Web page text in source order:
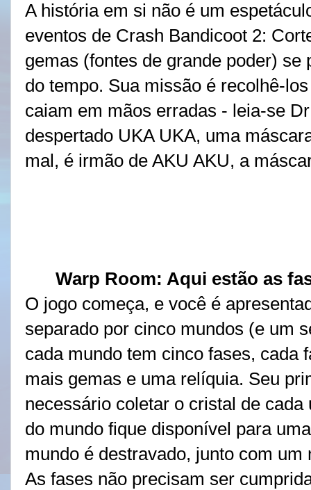
A história em si não é um
eventos de Crash Bandicoot 2:
gemas (fontes de grande poder)
do tempo. Sua missão é recolhê-
caiam em mãos erradas - leia-se
despertado UKA UKA, uma
mal, é irmão de AKU AKU, a
Warp Room: Aqui estão as
O jogo começa, e você é
separado por cinco mundos (e um
cada mundo tem cinco fases, cada
mais gemas e uma relíquia. Seu
necessário coletar o cristal de
do mundo fique disponível para
mundo é destravado, junto com
As fases não precisam ser